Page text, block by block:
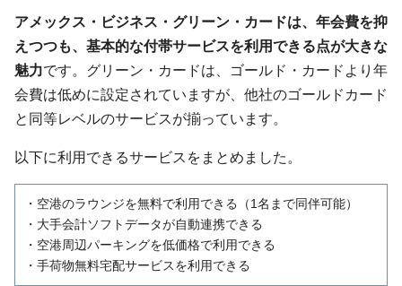
アメックス・ビジネス・グリーン・カードは、年会費を抑
えつつも、基本的な付帯サービスを利用できる点が大きな
魅力です。グリーン・カードは、ゴールド・カードより年
会費は低めに設定されていますが、他社のゴールドカード
と同等レベルのサービスが揃っています。
以下に利用できるサービスをまとめました。
・空港のラウンジを無料で利用できる（1名まで同伴可能）
・大手会計ソフトデータが自動連携できる
・空港周辺パーキングを低価格で利用できる
・手荷物無料宅配サービスを利用できる